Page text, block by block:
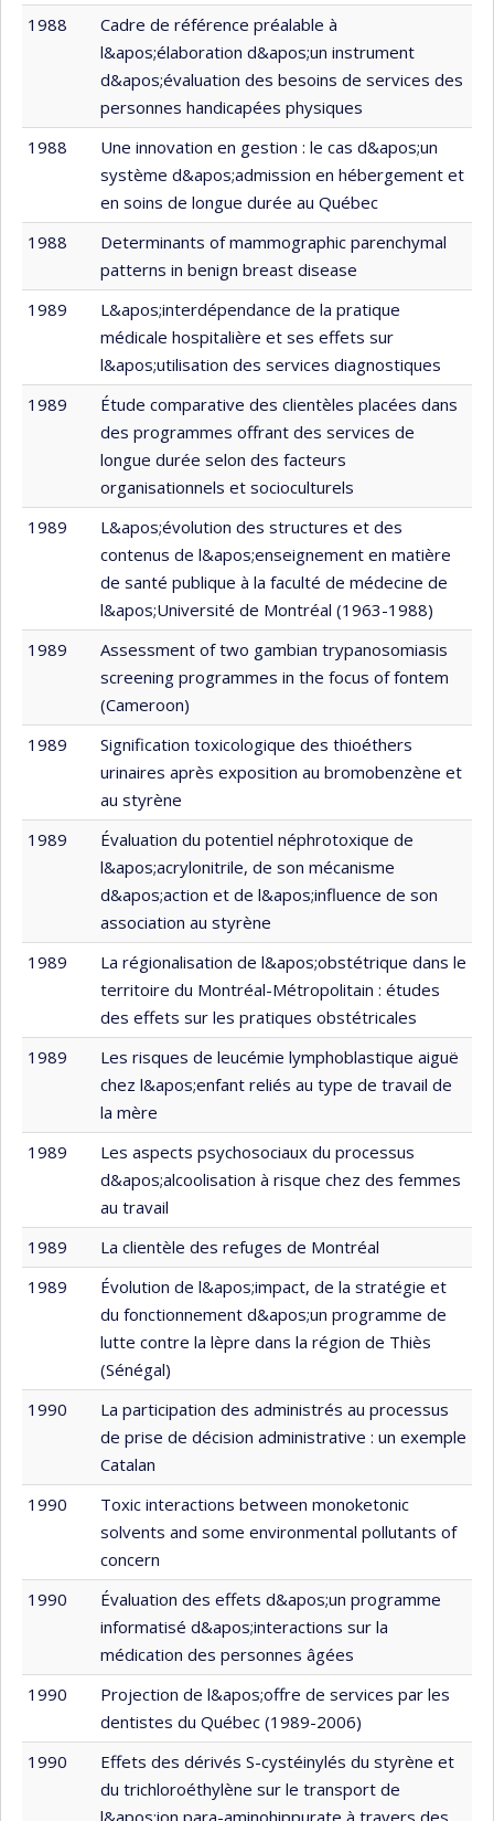
1988
Cadre de référence préalable à
l&apos;élaboration d&apos;un instrument
d&apos;évaluation des besoins de services des
personnes handicapées physiques
1988
Une innovation en gestion : le cas d&apos;un
système d&apos;admission en hébergement et
en soins de longue durée au Québec
1988
Determinants of mammographic parenchymal
patterns in benign breast disease
1989
L&apos;interdépendance de la pratique
médicale hospitalière et ses effets sur
l&apos;utilisation des services diagnostiques
1989
Étude comparative des clientèles placées dans
des programmes offrant des services de
longue durée selon des facteurs
organisationnels et socioculturels
1989
L&apos;évolution des structures et des
contenus de l&apos;enseignement en matière
de santé publique à la faculté de médecine de
l&apos;Université de Montréal (1963-1988)
1989
Assessment of two gambian trypanosomiasis
screening programmes in the focus of fontem
(Cameroon)
1989
Signification toxicologique des thioéthers
urinaires après exposition au bromobenzène et
au styrène
1989
Évaluation du potentiel néphrotoxique de
l&apos;acrylonitrile, de son mécanisme
d&apos;action et de l&apos;influence de son
association au styrène
1989
La régionalisation de l&apos;obstétrique dans le
territoire du Montréal-Métropolitain : études
des effets sur les pratiques obstétricales
1989
Les risques de leucémie lymphoblastique aiguë
chez l&apos;enfant reliés au type de travail de
la mère
1989
Les aspects psychosociaux du processus
d&apos;alcoolisation à risque chez des femmes
au travail
1989
La clientèle des refuges de Montréal
1989
Évolution de l&apos;impact, de la stratégie et
du fonctionnement d&apos;un programme de
lutte contre la lèpre dans la région de Thiès
(Sénégal)
1990
La participation des administrés au processus
de prise de décision administrative : un exemple
Catalan
1990
Toxic interactions between monoketonic
solvents and some environmental pollutants of
concern
1990
Évaluation des effets d&apos;un programme
informatisé d&apos;interactions sur la
médication des personnes âgées
1990
Projection de l&apos;offre de services par les
dentistes du Québec (1989-2006)
1990
Effets des dérivés S-cystéinylés du styrène et
du trichloroéthylène sur le transport de
l&apos;ion para-aminohippurate à travers des